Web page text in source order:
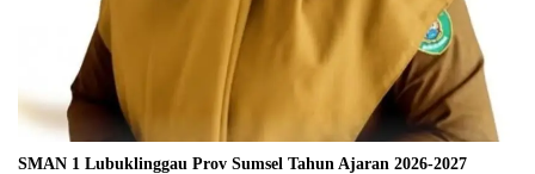
SMAN 1 Lubuklinggau Prov Sumsel Tahun Ajaran 2026-2027